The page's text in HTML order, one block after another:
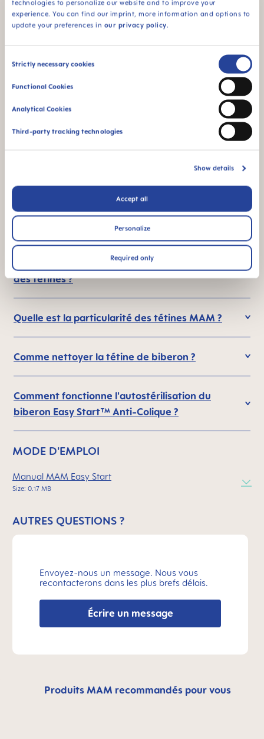
technologies to personalize our website and to improve your
experience. You can find our imprint, more information and options to
update your preferences in our privacy policy.
Consent
Strictly necessary cookies
Functional Cookies
Analytical Cookies
Third-party tracking technologies
Show details
Accept all
Personalize
Required only
Fonction unique
d’auto-stérilisation :
Pour les bébés dès
Produit fabriqué en
Quelle est la fréquence de remplacement
des tétines ?
Quelle est la particularité des tétines MAM ?
Comme nettoyer la tétine de biberon ?
Comment fonctionne l'autostérilisation du
biberon Easy Start™ Anti-Colique ?
MODE D'EMPLOI
Manual MAM Easy Start
Size: 0.17 MB
AUTRES QUESTIONS ?
Envoyez-nous un message. Nous vous
recontacterons dans les plus brefs délais.
Écrire un message
Produits MAM recommandés pour vous